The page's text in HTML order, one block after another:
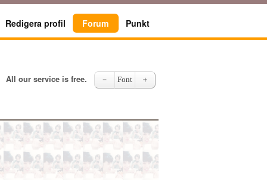
Redigera profil Forum Punkt
All our service is free. － Font ＋